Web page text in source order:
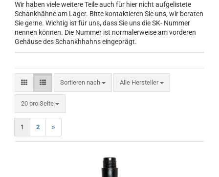
Wir haben viele weitere Teile auch für hier nicht aufgelistete
Schankhähne am Lager. Bitte kontaktieren Sie uns, wir beraten
Sie gerne. Wichtig ist für uns, dass Sie uns die SK- Nummer
nennen können. Die Nummer ist normalerweise am vorderen
Gehäuse des Schankhhahns eingeprägt.
Sortieren nach
Sortieren nach Alle Hersteller
20 pro Seite
pro Seite
1 2 »